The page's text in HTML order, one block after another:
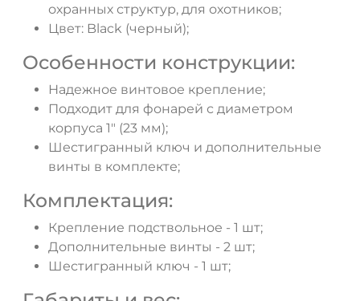
охранных структур, для охотников;
Цвет: Black (черный);
Особенности конструкции:
Надежное винтовое крепление;
Подходит для фонарей с диаметром
корпуса 1" (23 мм);
Шестигранный ключ и дополнительные
винты в комплекте;
Комплектация:
Крепление подствольное - 1 шт;
Дополнительные винты - 2 шт;
Шестигранный ключ - 1 шт;
ДА НЕТ